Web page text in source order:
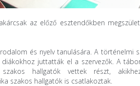
az előző esztendőkben
és nyelv tanulására. A történelmi
juttatták el a szervezők. A
szakos hallgatók vettek részt,
szakos hallgatók is csatlakoztak.